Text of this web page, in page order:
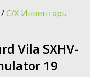
/С/Х Инвентарь
Vila SXHV-
19